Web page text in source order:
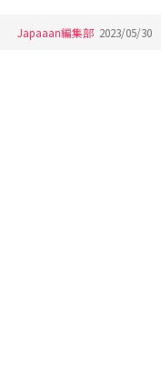
Japaaan編集部 2023/05/30